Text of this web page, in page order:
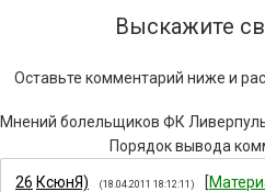
Выскажите
Оставьте комментарий ниже и
Мнений болельщиков ФК
Порядок вывода
26 КсюнЯ) (18.04.2011 18:12:11) [